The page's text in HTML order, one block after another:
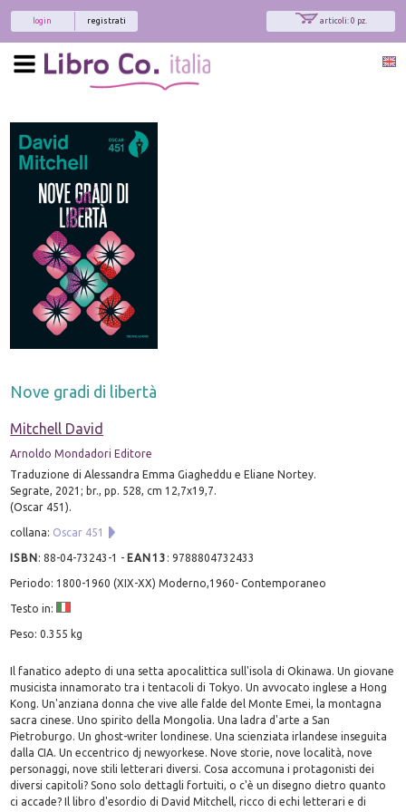
articoli: 0 pz.
registrati
login
Nove gradi di libertà
Mitchell David
Arnoldo Mondadori Editore
Traduzione di Alessandra Emma Giagheddu e Eliane Nortey.
Segrate, 2021; br., pp. 528, cm 12,7x19,7.
(Oscar 451).
collana: Oscar 451
ISBN:88-04-73243-1 - EAN13 :9788804732433
Periodo: 1800-1960 (XIX-XX) Moderno,1960- Contemporaneo
Testo in:
Peso: 0.355 kg
Il fanatico adepto di una setta apocalittica sull'isola di Okinawa. Un giovane
musicista innamorato tra i tentacoli di Tokyo. Un avvocato inglese a Hong
Kong. Un'anziana donna che vive alle falde del Monte Emei, la montagna
sacra cinese. Uno spirito della Mongolia. Una ladra d'arte a San
Pietroburgo. Un ghost-writer londinese. Una scienziata irlandese inseguita
dalla CIA. Un eccentrico dj newyorkese. Nove storie, nove località, nove
personaggi, nove stili letterari diversi. Cosa accomuna i protagonisti dei
diversi capitoli? Sono solo dettagli fortuiti, o c'è un disegno dietro quanto
ci accade? Il libro d'esordio di David Mitchell, ricco di echi letterari e di